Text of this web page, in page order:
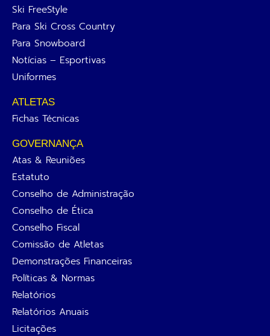
Ski FreeStyle
Para Ski Cross Country
Para Snowboard
Notícias – Esportivas
Uniformes
ATLETAS
Fichas Técnicas
GOVERNANÇA
Atas & Reuniões
Estatuto
Conselho de Administração
Conselho de Ética
Conselho Fiscal
Comissão de Atletas
Demonstrações Financeiras
Políticas & Normas
Relatórios
Relatórios Anuais
Licitações